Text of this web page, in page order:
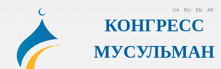
КОНГРЕСС
МУСУЛЬМАН
UA RU EN AR